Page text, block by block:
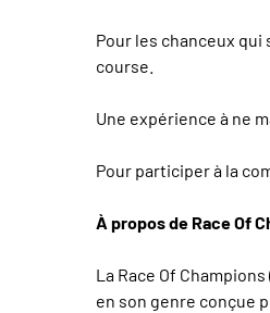
Pour les chanceux qui
course.
Une expérience à ne
Pour participer à la
À propos de Race Of
La Race Of
en son genre conçue